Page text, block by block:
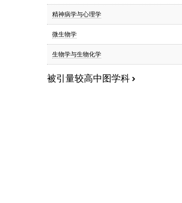
精神病学与心理学
微生物学
生物学与生物化学
被引量较高中图学科